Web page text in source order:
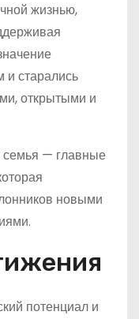
жизнью,
старались
открытыми и
семья — главные
новыми
потенциал и